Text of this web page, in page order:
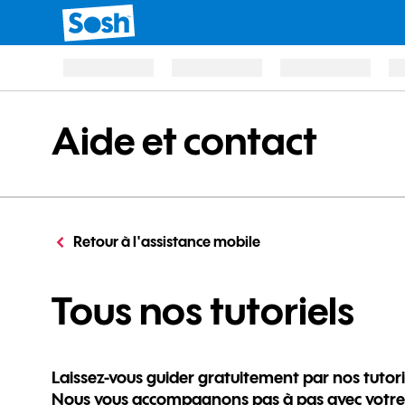
Aide et contact
Retour à l'assistance mobile
Tous nos tutoriels
Laissez-vous guider gratuitement par nos
Nous vous accompagnons pas à pas avec